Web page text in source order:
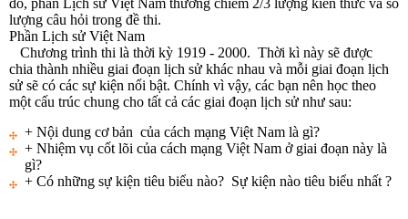
đó, phần Lịch sử Việt Nam thường chiếm 2/3 lượng kiến thức và số
lượng câu hỏi trong đề thi.
Phần Lịch sử Việt Nam
Chương trình thi là thời kỳ 1919 - 2000. Thời kì này sẽ được
chia thành nhiều giai đoạn lịch sử khác nhau và mỗi giai đoạn lịch
sử sẽ có các sự kiện nổi bật. Chính vì vậy, các bạn nên học theo
một cấu trúc chung cho tất cả các giai đoạn lịch sử như sau:
+ Nội dung cơ bản của cách mạng Việt Nam là gì?
+ Nhiệm vụ cốt lõi của cách mạng Việt Nam ở giai đoạn này là
gì?
+ Có những sự kiện tiêu biểu nào? Sự kiện nào tiêu biểu nhất ?